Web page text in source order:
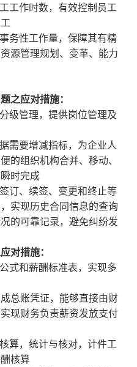
工作时数，有效控制员工
务性工作量，保障其有精
源管理规划、变革、 能力
之应对措施：
级管理，提供岗位管理及
需要增减指标，为企业人
的组织机构合并、移动、
时完成
订、续签、变更和终止等
实现历史合同信息的查询
的可靠记录，避免纠纷发
对措施：
式和薪酬标准表，实现多
总账凭证，能够直接由财
现财务负责薪资发放支付
算，统计与核对，计件工
核算